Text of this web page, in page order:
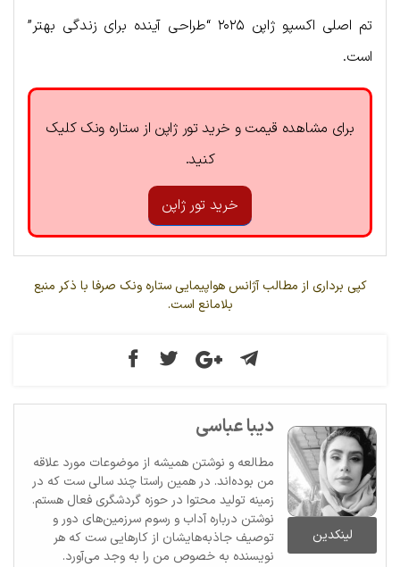
تم اصلی اکسپو ژاپن ۲۰۲۵ “طراحی آینده‌ برای زندگی بهتر”
است.
برای مشاهده قیمت و خرید تور ژاپن از ستاره ونک کلیک
کنید.
خرید تور ژاپن
کپی برداری از مطالب آژانس هواپیمایی ستاره ونک صرفا با ذکر منبع
بلامانع است.
لینکدین
دیبا عباسی
مطالعه و نوشتن همیشه از موضوعات مورد علاقه
من بوده‌اند. در همین راستا چند سالی ست که در
زمینه تولید محتوا در حوزه گردشگری فعال هستم.
نوشتن درباره آداب و رسوم سرزمین‌های دور و
توصیف جاذبه‌هایشان از کارهایی ست که هر
نویسنده به خصوص من را به وجد می‌آورد.